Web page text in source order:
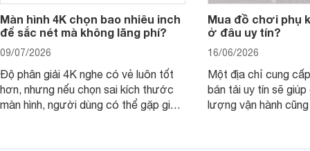
Màn hình 4K chọn bao nhiêu inch
để sắc nét mà không lãng phí?
09/07/2026
Độ phân giải 4K nghe có vẻ luôn tốt
hơn, nhưng nếu chọn sai kích thước
màn hình, người dùng có thể gặp giao
Mua đồ chơi phụ
ở đâu uy tín?
16/06/2026
Một địa chỉ cung
bán tải uy tín sẽ
lượng vận hành